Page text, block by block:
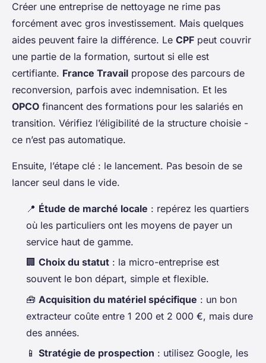
Créer une entreprise de nettoyage ne rime pas
forcément avec gros investissement. Mais quelques
aides peuvent faire la différence. Le CPF peut couvrir
une partie de la formation, surtout si elle est
certifiante. France Travail propose des parcours de
reconversion, parfois avec indemnisation. Et les
OPCO financent des formations pour les salariés en
transition. Vérifiez l’éligibilité de la structure choisie -
ce n’est pas automatique.
Ensuite, l’étape clé : le lancement. Pas besoin de se
lancer seul dans le vide.
📍 Étude de marché locale : repérez les quartiers
où les particuliers ont les moyens de payer un
service haut de gamme.
🏢 Choix du statut : la micro-entreprise est
souvent le bon départ, simple et flexible.
🧰 Acquisition du matériel spécifique : un bon
extracteur coûte entre 1 200 et 2 000 €, mais dure
des années.
📱 Stratégie de prospection : utilisez Google, les